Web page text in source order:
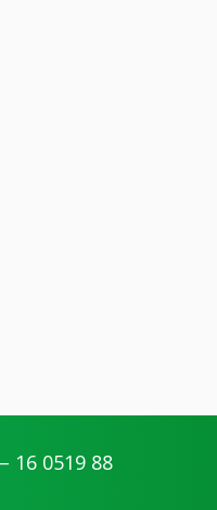
16 0519 88